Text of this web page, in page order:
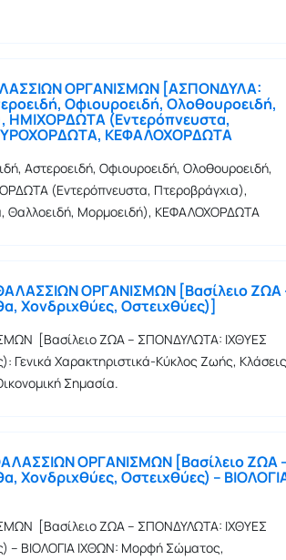
ΟΡΓΑΝΙΣΜΩΝ [ΑΣΠΟΝΔΥΛΑ:
Οφιουροειδή, Ολοθουροειδή,
ΗΜΙΧΟΡΔΩΤΑ (Εντερόπνευστα,
ΚΕΦΑΛΟΧΟΡΔΩΤΑ
Αστεροειδή, Οφιουροειδή, Ολοθουροειδή,
(Εντερόπνευστα, Πτεροβράγχια),
Μορμοειδή), ΚΕΦΑΛΟΧΟΡΔΩΤΑ
ΟΡΓΑΝΙΣΜΩΝ [Βασίλειο ΖΩΑ
Χονδριχθύες, Οστειχθύες)]
[Βασίλειο ΖΩΑ – ΣΠΟΝΔΥΛΩΤΑ: ΙΧΘΥΕΣ
Γενικά Χαρακτηριστικά-Κύκλος Ζωής, Κλάσεις
Σημασία.
ΟΡΓΑΝΙΣΜΩΝ [Βασίλειο ΖΩΑ
Χονδριχθύες, Οστειχθύες) –
[Βασίλειο ΖΩΑ – ΣΠΟΝΔΥΛΩΤΑ: ΙΧΘΥΕΣ
– ΒΙΟΛΟΓΙΑ ΙΧΘΩΝ: Μορφή Σώματος,